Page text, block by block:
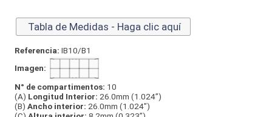
Tabla de Medidas - Haga clic aquí
Referencia: IB10/B1
Imagen:
N° de compartimentos: 10
(A) Longitud Interior: 26.0mm (1.024”)
(B) Ancho interior: 26.0mm (1.024”)